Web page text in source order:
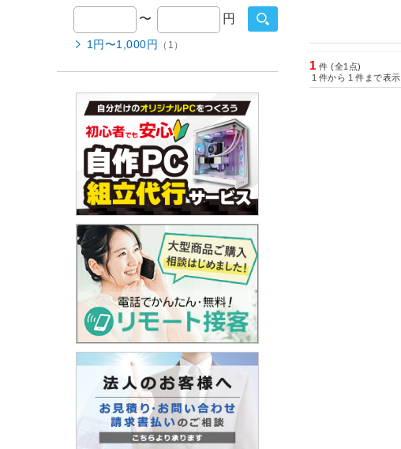
1 件 (全1点)
1 件から 1 件まで表示
〜 円
1円〜1,000円 （1）